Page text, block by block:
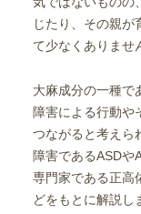
じたり、その親が
て少なくありませ
大麻成分の一種で
障害による行動や
つながると考えら
障害であるASDや
専門家である正高
どをもとに解説し